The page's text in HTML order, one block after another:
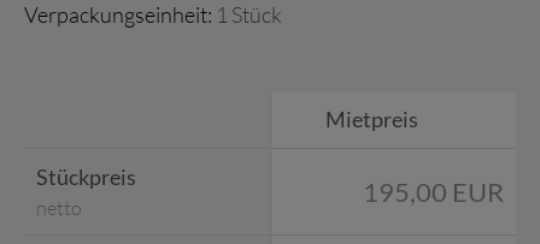
Verpackungseinheit: 1 Stück
Mietpreis
Stückpreis
netto 195,00 EUR